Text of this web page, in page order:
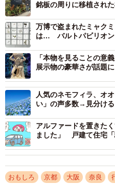
セルビア共和国のパビリオンから木
た植物（同市木津）
木津川市では、同社専務の新
木津幼稚園に受け入れを提
植物約150株を園正面の花壇
案し、1月上旬には市役所の
ベリアやアオキなどの草木や
た。これまで銘板の周りは
やかな光景になった。
子もいて、寄付してよかっ
銘板の周りに移植され
万博で盗まれたミャク
は… バルトパビリオン
「本物を見ることの意
展示物の豪華さが話題に
人気のネモフィラ、オ
い」の声多数→見分け
アルファードを置きた
ました」 戸建て住宅「
おもしろ 京都 大阪 奈良